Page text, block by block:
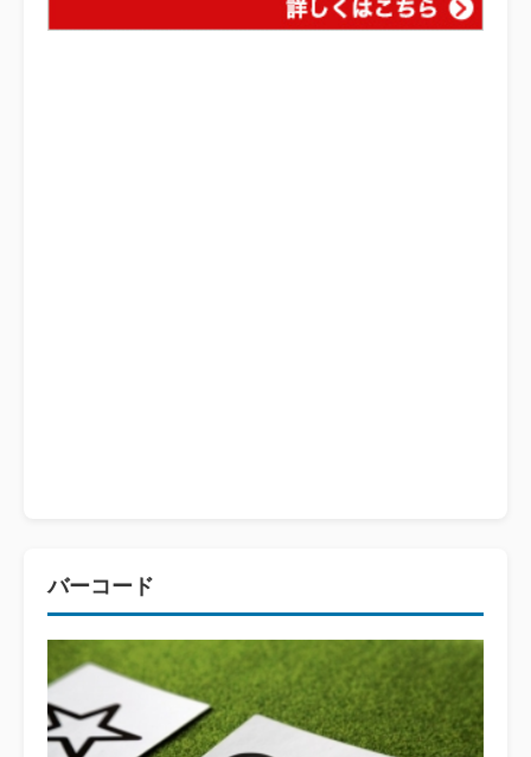
バーコード